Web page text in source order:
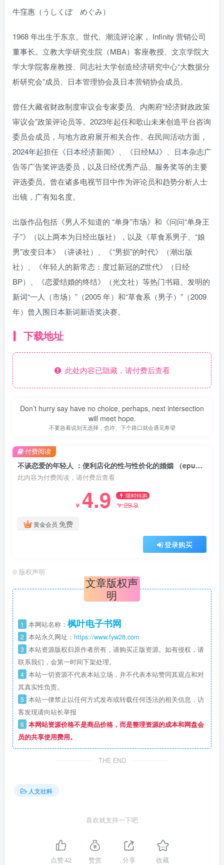
牛窪惠（うしくぼ めぐみ）
1968 年出生于东京。世代、潮流评论家， Infinity 营销公司
董事长。立教大学研究生院（MBA）客座教授、文京学院大
学大学院客座教授、同志社大学创造经济研究中心“大数据分
析研究会”成员、日本管理协会及日本营销协会成员。
曾任大藏省财政制度审议会专家委员、内阁府“经济财政政策
审议会”政策评论员等。2023年起任和歌山未来创造平台咨询
委员会成员，与地方政府展开相关合作。在民间活动方面，
2024年起担任《日本经济新闻》、《日经MJ》、日本杂志广
告等广告奖评选委员，以及日经优秀产品、服务奖等的主要
评选委员。曾在诸多电视节目中作为评论员和趋势分析人士
出镜，广有知名度。
出版作品包括《男人不知道的 “单身”市场》和《问问“单身王
子”》（以上两本为日经出版社），以及《草食系男子、“娘
男”改变日本》（讲谈社）、《“男损”的时代》（潮出版
社）、《年轻人的新常态：度过新冠的Z世代》（日经
BP）、《恋爱结婚的终结》（光文社）等热门书籍。发明的
新词“一人（市场）”（2005 年）和“草食系（男子）”（2009
年）曾入围日本新词新语奖决赛。
下载地址
此处内容已隐藏，请付费后查看
Don’t hurry say have no choice, perhaps, next intersection
will meet hope.
不要急着说别无选择，也许、下个路口就会遇见希望
不谈恋爱的年轻人 ：便利店化的性与性价化的婚姻 （epub+mobi+azw3+pdf）
此内容为付费阅读，请付费后查看
￥ 4.9 限时特惠
￥29.9
黄金会员 免费
登录购买
付费阅读
© 版权声明
文章版权声
明
1 本网站名称： 枫叶电子书网
2 本站永久网址： https://www.fyw28.com
3 本站资源版权归原作者所有，请购买正版资源。如有侵权，请
联系我们，会第一时间下架处理。
4 本站一切资源不代表本站立场，并不代表本站赞同其观点和对
其真实性负责。
5 本站一律禁止以任何方式发布或转载任何违法的相关信息，访
客发现请向站长举报
6 本网站资源价格不是商品价格，而是整理资源的成本和网盘会
员的共享使用费用。
THE END
人文社科
喜欢就支持一下吧
点赞42 赞赏 分享 收藏